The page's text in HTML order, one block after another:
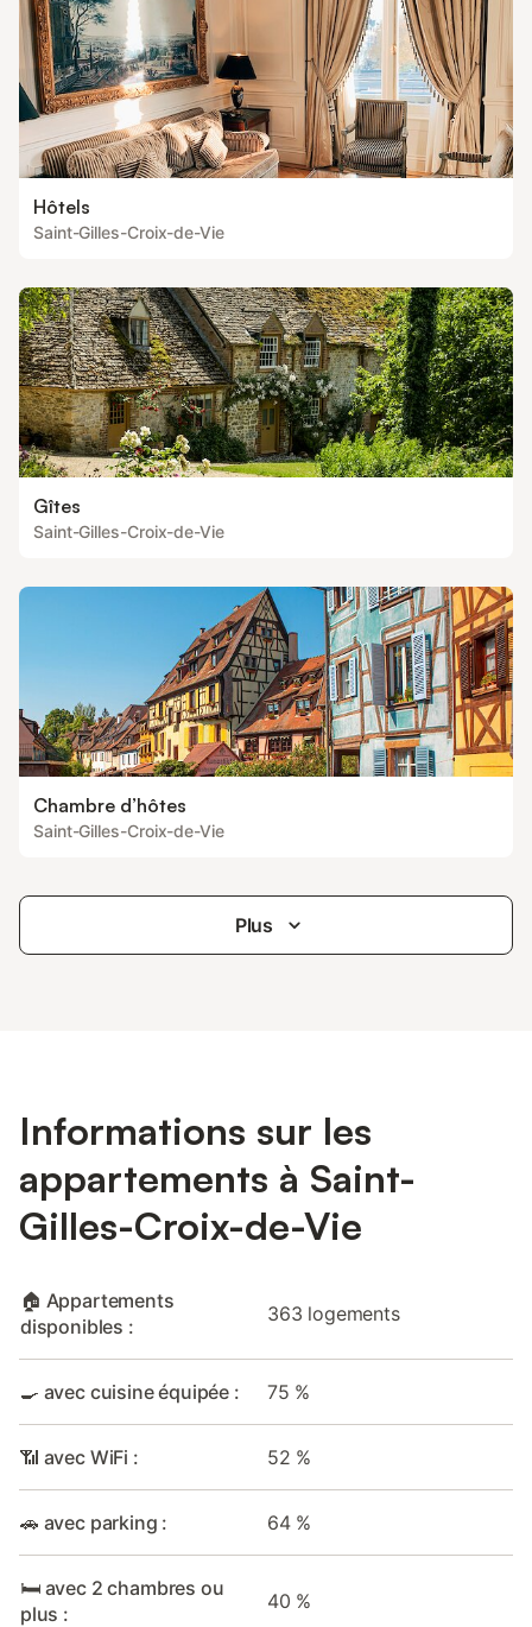
Hôtels
Saint-Gilles-Croix-de-Vie
Gîtes
Saint-Gilles-Croix-de-Vie
Chambre d’hôtes
Saint-Gilles-Croix-de-Vie
Plus
Informations sur les
appartements à Saint-
Gilles-Croix-de-Vie
🏠 Appartements
disponibles :
363 logements
🍳 avec cuisine équipée : 75 %
📶 avec WiFi : 52 %
🚗 avec parking : 64 %
🛏️ avec 2 chambres ou
plus :
40 %